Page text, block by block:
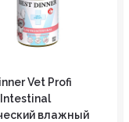
Vet Profi
влажный